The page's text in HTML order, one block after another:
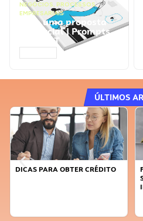
NEGÓCIOS, PROCESSOS
EMPRESARIAIS
Faça uma proposta
comercial | Prompts
ChatGPT
ÚLTIMOS
DICAS PARA OBTER CRÉDITO